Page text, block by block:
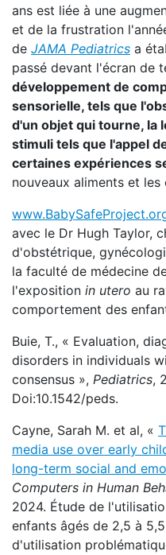
ans est liée à une
et de la frustration
de JAMA Pediatrics a
passé devant l'écran de
développement de
sensorielle, tels que
d'un objet qui tourne, la
stimuli tels que l'appel
certaines expériences
nouveaux aliments et
avec le Dr Hugh Taylor,
d'obstétrique,
la faculté de médecine
l'exposition in utero au
comportement des
Buie, T., « Evaluation,
disorders in individuals
consensus », Pediatrics,
Doi:10.1542/peds.
Cayne, Sarah M. et al, «
media use over early
long-term social and
Computers in Human
2024. Étude de
enfants âgés de 2,5 à
d'utilisation